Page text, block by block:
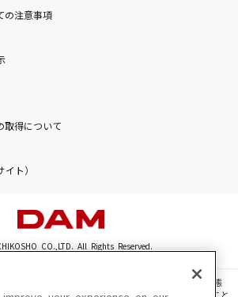
の注意事項
取得について
ト）
CO.,LTD. All Rights Reserved.
一切の文章・画像・写真・動画・音声等を、手段や形態